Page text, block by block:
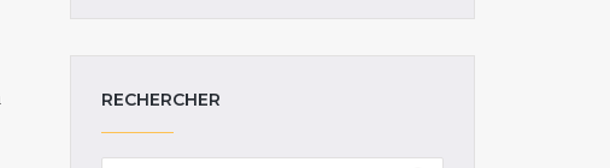
RECHERCHER